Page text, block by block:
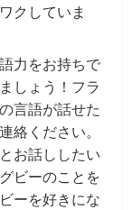
クしていま
力をお持ちで
しょう！フラ
言語が話せた
絡ください。
お話ししたい
ビーのことを
ーを好きにな